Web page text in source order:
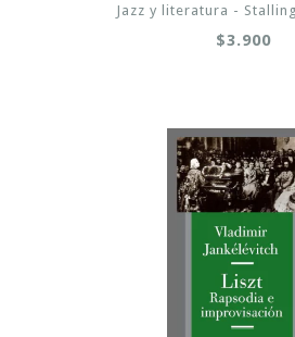
Jazz y literatura -
$3.900